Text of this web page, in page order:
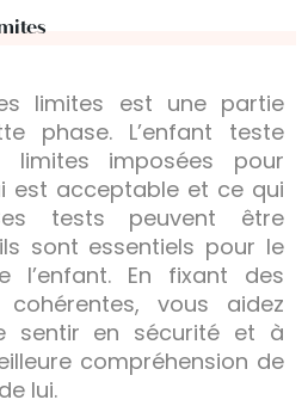
limites est une partie
phase. L’enfant teste
limites imposées pour
est acceptable et ce qui
tests peuvent être
sont essentiels pour le
l’enfant. En fixant des
vous aidez
sentir en sécurité et à
compréhension de
lui.